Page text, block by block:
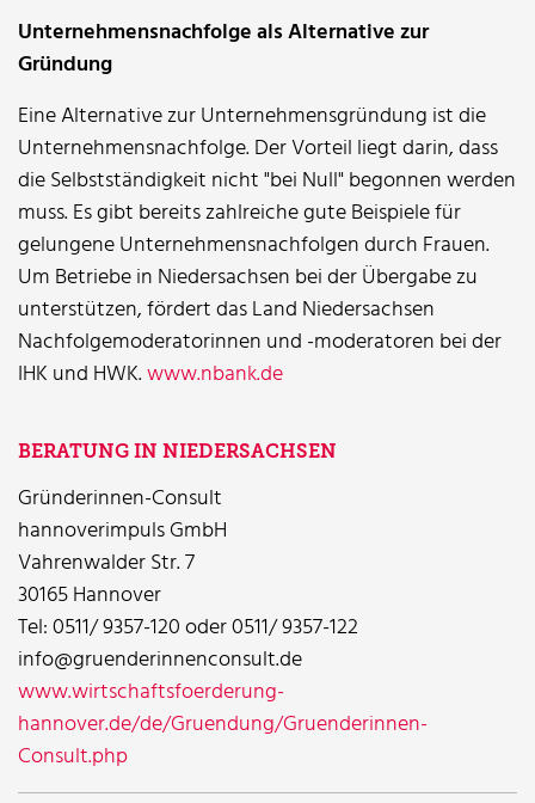
Unternehmensnachfolge als Alternative zur
Gründung
Eine Alternative zur Unternehmensgründung ist die
Unternehmensnachfolge. Der Vorteil liegt darin, dass
die Selbstständigkeit nicht "bei Null" begonnen werden
muss. Es gibt bereits zahlreiche gute Beispiele für
gelungene Unternehmensnachfolgen durch Frauen.
Um Betriebe in Niedersachsen bei der Übergabe zu
unterstützen, fördert das Land Niedersachsen
Nachfolgemoderatorinnen und -moderatoren bei der
IHK und HWK.www.nbank.de
BERATUNG IN NIEDERSACHSEN
Gründerinnen-Consult
hannoverimpuls GmbH
Vahrenwalder Str. 7
30165 Hannover
Tel: 0511/ 9357-120 oder 0511/ 9357-122
info@gruenderinnenconsult.de
www.wirtschaftsfoerderung-
hannover.de/de/Gruendung/Gruenderinnen-
Consult.php